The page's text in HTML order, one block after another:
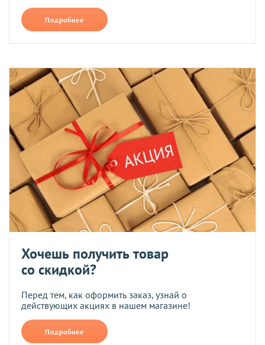
Подробнее
Хочешь получить товар
со скидкой?
Перед тем, как оформить заказ, узнай о
действующих акциях в нашем магазине!
Подробнее